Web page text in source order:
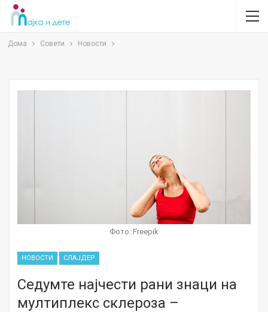
Дома Совети Новости
Фото: Freepik
НОВОСТИ СЛАЈДЕР
Седумте најчести рани знаци на
мултиплекс склероза –